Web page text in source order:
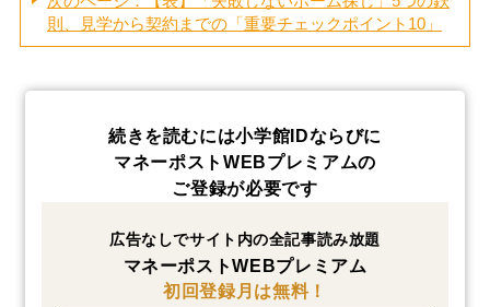
則、見学から契約までの「重要チェックポイント10」
続きを読むには小学館IDならびに
マネーポストWEBプレミアムの
ご登録が必要です
広告なしでサイト内の全記事読み放題
マネーポストWEBプレミアム
初回登録月は無料！